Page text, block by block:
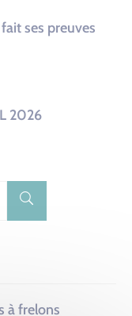
ses preuves
2026
à frelons